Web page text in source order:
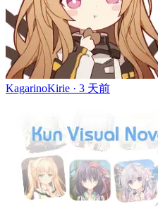
KagarinoKirie · 3 天前